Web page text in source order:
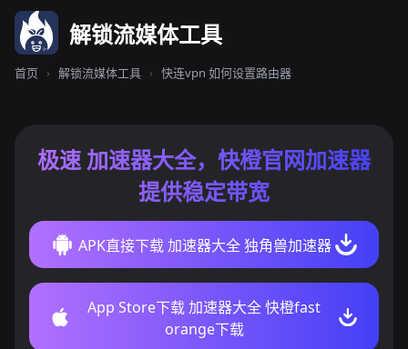
解锁流媒体工具
首页 › 解锁流媒体工具 › 快连vpn 如何设置路由器
极速 加速器大全，快橙官网加速器
提供稳定带宽
APK直接下载 加速器大全 独角兽加速器
App Store下载 加速器大全 快橙fast
orange下载